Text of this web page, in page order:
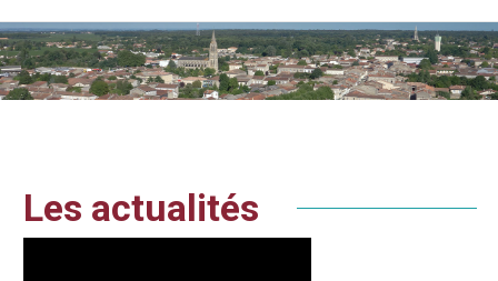
Vous êtes ici :
Les actualités